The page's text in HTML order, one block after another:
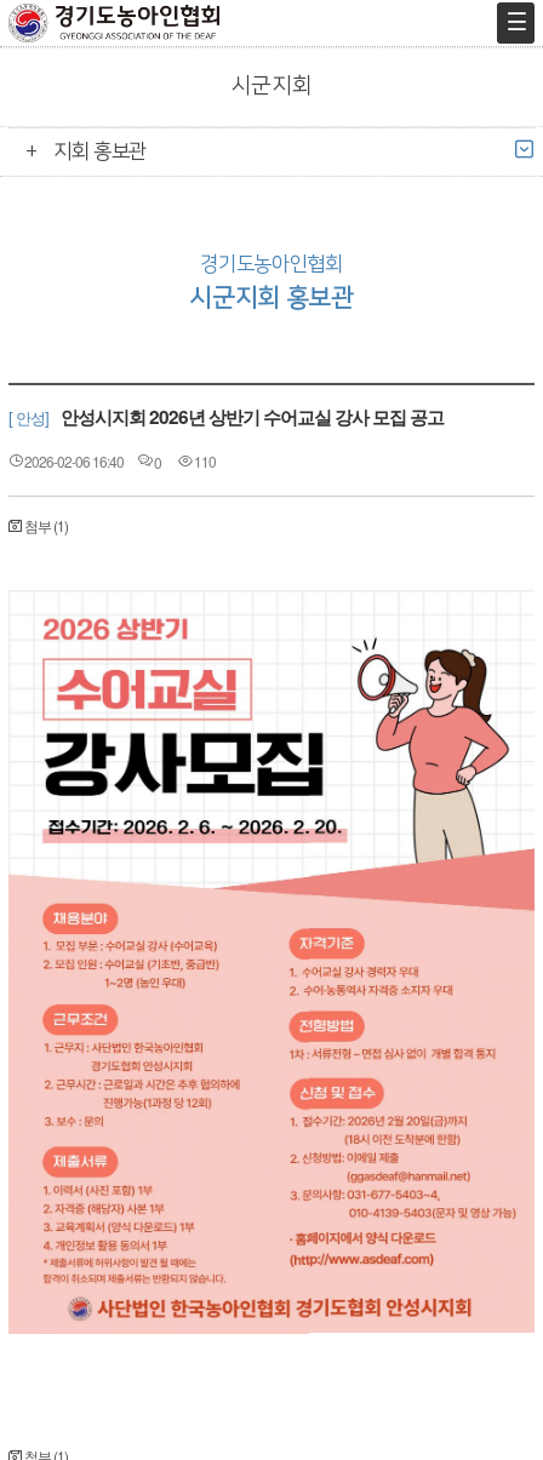
시군지회
지회 홍보관
경기도농아인협회
시군지회 홍보관
[ 안성] 안성시지회 2026년 상반기 수어교실 강사 모집 공고
2026-02-06 16:40 0 110
첨부 (1)
첨부 (1)